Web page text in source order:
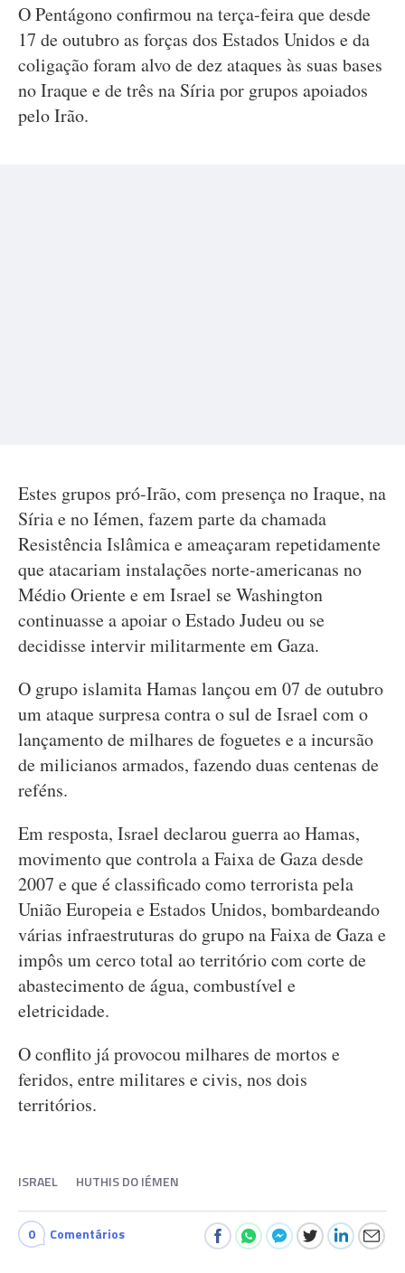
O Pentágono confirmou na terça-feira que desde
17 de outubro as forças dos Estados Unidos e da
coligação foram alvo de dez ataques às suas bases
no Iraque e de três na Síria por grupos apoiados
pelo Irão.
Estes grupos pró-Irão, com presença no Iraque, na
Síria e no Iémen, fazem parte da chamada
Resistência Islâmica e ameaçaram repetidamente
que atacariam instalações norte-americanas no
Médio Oriente e em Israel se Washington
continuasse a apoiar o Estado Judeu ou se
decidisse intervir militarmente em Gaza.
O grupo islamita Hamas lançou em 07 de outubro
um ataque surpresa contra o sul de Israel com o
lançamento de milhares de foguetes e a incursão
de milicianos armados, fazendo duas centenas de
reféns.
Em resposta, Israel declarou guerra ao Hamas,
movimento que controla a Faixa de Gaza desde
2007 e que é classificado como terrorista pela
União Europeia e Estados Unidos, bombardeando
várias infraestruturas do grupo na Faixa de Gaza e
impôs um cerco total ao território com corte de
abastecimento de água, combustível e
eletricidade.
O conflito já provocou milhares de mortos e
feridos, entre militares e civis, nos dois
territórios.
ISRAEL HUTHIS DO IÉMEN
0 Comentários